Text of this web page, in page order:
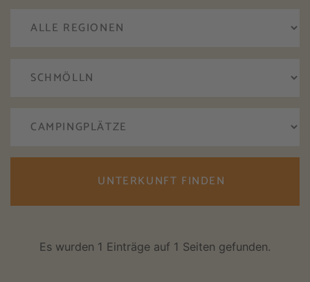
UNTERKUNFT FINDEN
Es wurden 1 Einträge auf 1 Seiten gefunden.